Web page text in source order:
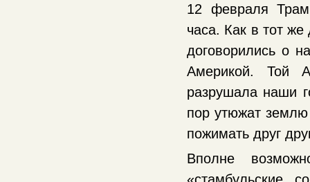
12 февраля
часа. Как в тот
договорились о
Америкой. Той
разрушала наши
пор утюжат землю
пожимать друг
Вполне
«стамбульские